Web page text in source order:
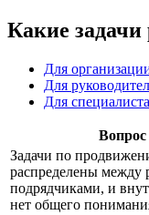
Какие задачи
Для
Для
Для специалиста
Вопрос
Задачи по
распределены между
подрядчиками, и
нет общего